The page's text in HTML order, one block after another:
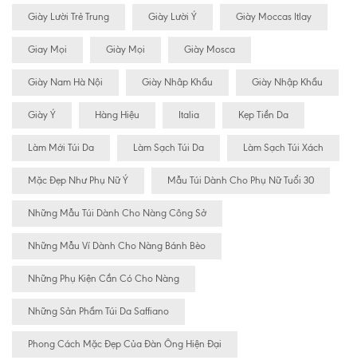
Giày Lười Trẻ Trung Giày Lười Ý Giày Moccas Itlay
Giay Mọi Giày Mọi Giày Mosca
Giày Nam Hà Nội Giày Nhâp Khẩu Giày Nhập Khẩu
Giày Ý Hàng Hiệu Italia Kẹp Tiền Da
Làm Mới Túi Da Làm Sạch Túi Da Làm Sạch Túi Xách
Mặc Đẹp Như Phụ Nữ Ý Mẫu Túi Dành Cho Phụ Nữ Tuổi 30
Những Mẫu Túi Dành Cho Nàng Công Sở
Những Mẫu Ví Dành Cho Nàng Bánh Bèo
Những Phụ Kiện Cần Có Cho Nàng
Những Sản Phẩm Túi Da Saffiano
Phong Cách Mặc Đẹp Của Đàn Ông Hiện Đại